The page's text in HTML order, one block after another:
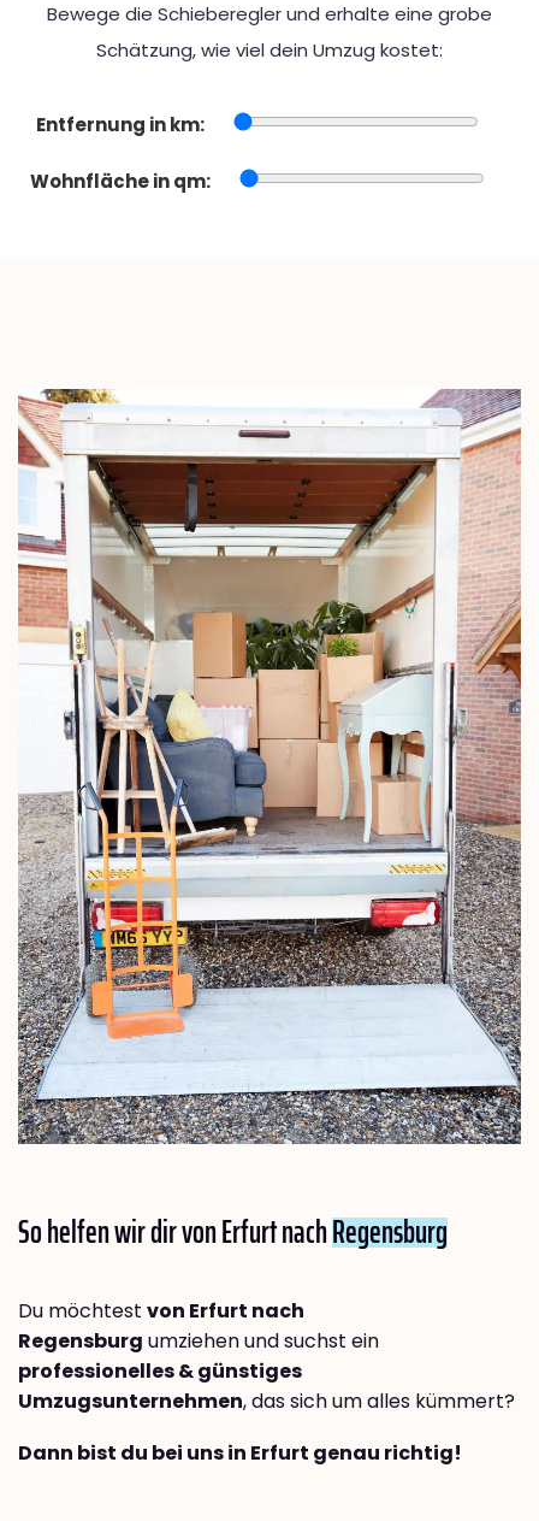
Bewege die Schieberegler und erhalte eine grobe
Schätzung, wie viel dein Umzug kostet:
Entfernung in km:
Wohnfläche in qm:
So helfen wir dir von Erfurt nachRegensburg
Du möchtest von Erfurt nach
Regensburg umziehen und suchst ein
professionelles & günstiges
Umzugsunternehmen, das sich um alles kümmert?
Dann bist du bei uns in Erfurt genau richtig!